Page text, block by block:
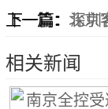
上一篇： 北京
下一篇：深圳
相关新闻